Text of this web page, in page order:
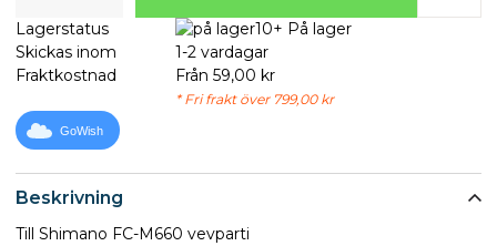
Beskrivning
Till Shimano FC-M660 vevparti
Lagerstatus
10+ På lager
Skickas inom
1-2 vardagar
Fraktkostnad
Från 59,00 kr
* Fri frakt över 799,00 kr
GoWish